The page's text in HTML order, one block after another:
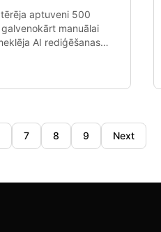
aptuveni 500
manuālai
AI rediģēšanas
7 8 9 Next